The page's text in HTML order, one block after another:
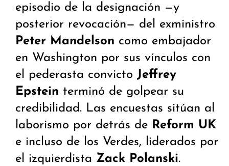
episodio de la designación —y
posterior revocación— del exministro
Peter Mandelson como embajador
en Washington por sus vínculos con
el pederasta convicto Jeffrey
Epstein terminó de golpear su
credibilidad. Las encuestas sitúan al
laborismo por detrás de Reform UK
e incluso de los Verdes, liderados por
el izquierdista Zack Polanski.